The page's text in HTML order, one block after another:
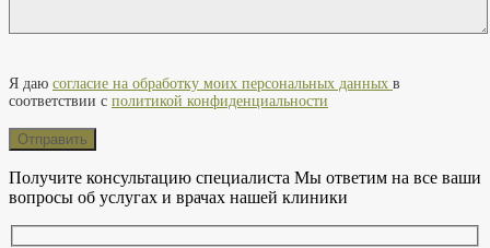
Я даю согласие на обработку моих персональных данных в
соответствии с политикой конфиденциальности
Получите консультацию специалиста Мы ответим на все ваши
вопросы об услугах и врачах нашей клиники